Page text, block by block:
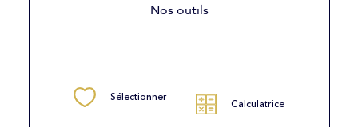
Nos outils
Sélectionner Calculatrice